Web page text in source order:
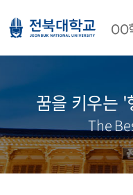
OO
꿈을 키우는
The